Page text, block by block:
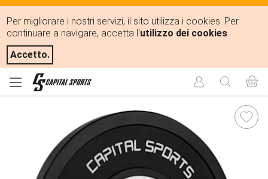
Per migliorare i nostri servizi, il sito utilizza i cookies. Per
continuare a navigare, accetta l'utilizzo dei cookies.
Accetto.